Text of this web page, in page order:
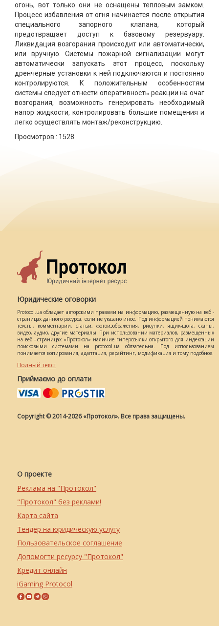
огонь, вот только они не оснащены тепловым замком.
Процесс избавления от огня начинается после открытия
специального запорного клапана, который
предотвращает доступ к базовому резервуару.
Ликвидация возгорания происходит или автоматически,
или вручную. Системы пожарной сигнализации могут
автоматически запускать этот процесс, поскольку
дренчерные установки к ней подключаются и постоянно
контролируются. К положительным особенностям
системы следует отнести оперативность реакции на очаг
возгорания, возможность генерировать необходимый
напор жидкости, контролировать большие помещения и
легко осуществлять монтаж/реконструкцию.
Просмотров : 1528
Юридические оговорки
Protocol.ua обладает авторскими правами на информацию, размещенную на веб -
страницах данного ресурса, если не указано иное. Под информацией понимаются
тексты, комментарии, статьи, фотоизображения, рисунки, ящик-шота, сканы,
видео, аудио, другие материалы. При использовании материалов, размещенных
на веб - страницах «Протокол» наличие гиперссылки открытого для индексации
поисковыми системами на protocol.ua обязательна. Под использованием
понимается копирования, адаптация, рерайтинг, модификация и тому подобное.
Полный текст
Приймаємо до оплати
Copyright © 2014-2026 «Протокол». Все права защищены.
О проекте
Реклама на "Протокол"
"Протокол" без реклами!
Карта сайта
Тендер на юридическую услугу
Пользовательское соглашение
Допомогти ресурсу "Протокол"
Кредит онлайн
iGaming Protocol